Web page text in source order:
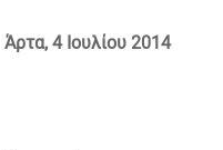
Άρτα, 4 Ιουλίου 2014